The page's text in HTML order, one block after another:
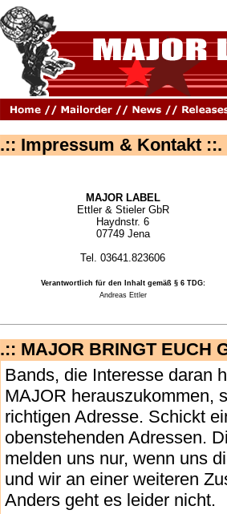
.:: Impressum & Kontakt ::.
MAJOR LABEL
Ettler & Stieler GbR
Haydnstr. 6
07749 Jena
Tel. 03641.823606
Verantwortlich für den Inhalt gemäß § 6 TDG:
Andreas Ettler
.:: MAJOR BRINGT EUCH
Bands, die Interesse daran
MAJOR herauszukommen,
richtigen Adresse. Schickt
obenstehenden Adressen.
melden uns nur, wenn uns
und wir an einer weiteren
Anders geht es leider nicht.